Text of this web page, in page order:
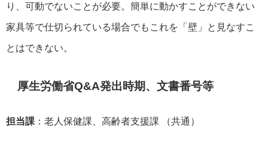
り、可動でないことが必要。簡単に動かすことができない
家具等で仕切られている場合でもこれを「壁」と見なすこ
とはできない。
厚生労働省Q&A発出時期、文書番号等
担当課 ：老人保健課、高齢者支援課 （共通）